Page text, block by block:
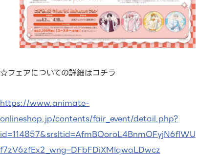
☆フェアについての詳細はコチラ
https://www.animate-
onlineshop.jp/contents/fair_event/detail.php?
id=114857&srsltid=AfmBOoroL4BnmOFyjN6flWU
f7zV6zfEx2_wng–DFbFDiXMIqwaLDwcz